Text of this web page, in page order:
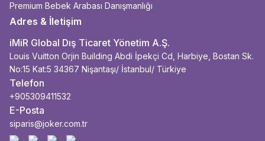
Premium Bebek Arabası Danışmanlığı
Adres & İletişim
iMiR Global Dış Ticaret Yönetim A.Ş.
Louis Vuitton Orjin Building Abdi İpekçi Cd, Harbiye, Bostan Sk.
No:15 Kat:5 34367 Nişantaşı/ İstanbul/ Türkiye
Telefon
+905309411532
E-Posta
siparis@joker.com.tr